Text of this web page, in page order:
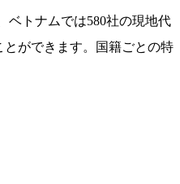
ベトナムでは580社の現地代
ができます。国籍ごとの特